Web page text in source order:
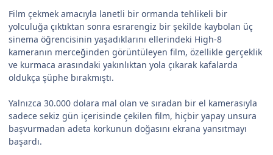
Film çekmek amacıyla lanetli bir ormanda tehlikeli bir
yolculuğa çıktıktan sonra esrarengiz bir şekilde kaybolan üç
sinema öğrencisinin yaşadıklarını ellerindeki High-8
kameranın merceğinden görüntüleyen film, özellikle gerçeklik
ve kurmaca arasındaki yakınlıktan yola çıkarak kafalarda
oldukça şüphe bırakmıştı.
Yalnızca 30.000 dolara mal olan ve sıradan bir el kamerasıyla
sadece sekiz gün içerisinde çekilen film, hiçbir yapay unsura
başvurmadan adeta korkunun doğasını ekrana yansıtmayı
başardı.